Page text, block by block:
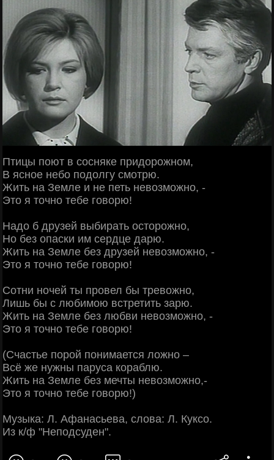
Птицы поют в сосняке придорожном,
В ясное небо подолгу смотрю.
Жить на Земле и не петь невозможно, -
Это я точно тебе говорю!
Надо б друзей выбирать осторожно,
Но без опаски им сердце дарю.
Жить на Земле без друзей невозможно, -
Это я точно тебе говорю!
Сотни ночей ты провел бы тревожно,
Лишь бы с любимою встретить зарю.
Жить на Земле без любви невозможно, -
Это я точно тебе говорю!
(Счастье порой понимается ложно –
Всё же нужны паруса кораблю.
Жить на Земле без мечты невозможно,-
Это я точно тебе говорю!)
Музыка: Л. Афанасьева, слова: Л. Куксо.
Из к/ф "Неподсуден".